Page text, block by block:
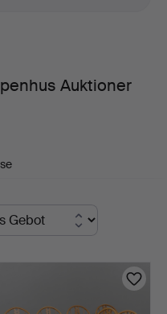
Auktioner